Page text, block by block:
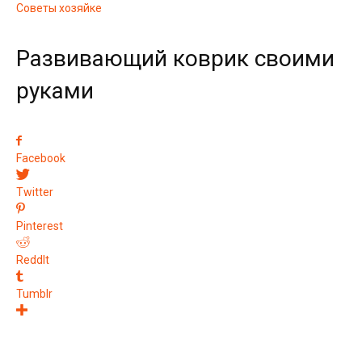
Советы хозяйке
Развивающий коврик своими
руками
Facebook
Twitter
Pinterest
ReddIt
Tumblr